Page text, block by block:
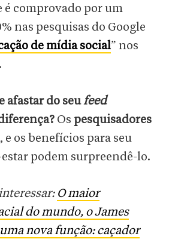
é comprovado por um
nas pesquisas do Google
de mídia social” nos
afastar do seufeed
Os pesquisadores
, e os benefícios para seu
podem surpreendê-lo.
O maior
do mundo, o James
nova função: caçador